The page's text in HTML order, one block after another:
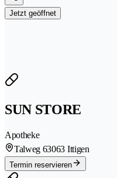
Jetzt geöffnet
SUN STORE
Apotheke
Talweg 63063 Ittigen
Termin reservieren